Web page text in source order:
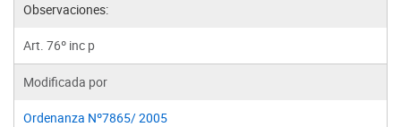
Observaciones:
Art. 76º inc p
Modificada por
Ordenanza Nº7865/ 2005